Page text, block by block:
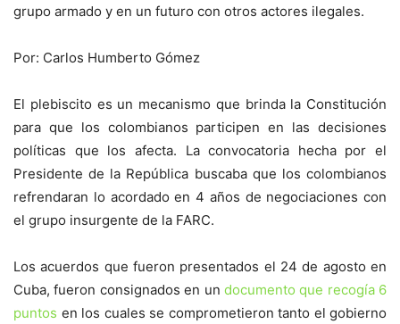
grupo armado y en un futuro con otros actores ilegales.
Por: Carlos Humberto Gómez
El plebiscito es un mecanismo que brinda la Constitución
para que los colombianos participen en las decisiones
políticas que los afecta. La convocatoria hecha por el
Presidente de la República buscaba que los colombianos
refrendaran lo acordado en 4 años de negociaciones con
el grupo insurgente de la FARC.
Los acuerdos que fueron presentados el 24 de agosto en
Cuba, fueron consignados en un documento que recogía 6
puntos en los cuales se comprometieron tanto el gobierno